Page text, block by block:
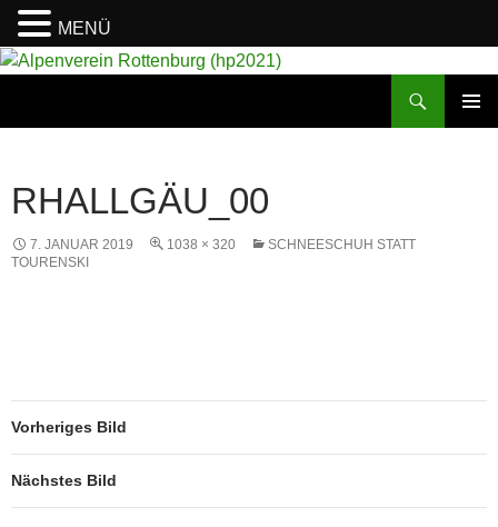
RHALLGÄU_00
7. JANUAR 2019 1038 × 320
SCHNEESCHUH STATT
TOURENSKI
Vorheriges Bild
Nächstes Bild
MENÜ